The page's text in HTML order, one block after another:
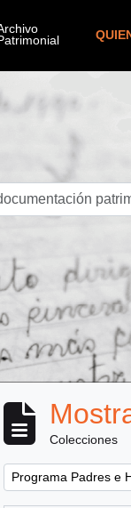
Colecciones
Remove filter:
Programa Padres e